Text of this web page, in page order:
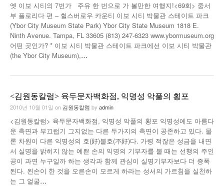
옛 이보 시티의 7번가 주유 한 번으로 가 볼만한 여행지!<69회> 중서
부 플로리다 편 – 힐스버로우 카운티 이보 시티 박물관 스테이트 파크
(Ybor City Museum State Park) Ybor City State Museum 1818 E.
Ninth Avenue. Tampa, FL 33605 (813) 247-6323 www.ybormuseum.org
어떤 곳인가? * 이보 시티 박물관 스테이트 파크에선 이보 시티 박물관
(the Ybor City Museum),…
<김원동칼럼> 육두문자백화점, 익명성 악풀의 횡포
2010년 10월 01일 on 김원동칼럼 by admin
<김원동칼럼> 육두문자백화점, 익명성 악풀의 횡포 익명성에도 아름다
운 측면과 부끄럽기 그지없는 다른 두가지의 측면이 공존하고 있다. 물
론 차원이 다른 익명성의 호(好)불호(不好)다. 가령 적잖은 성금을 내면
서 실명을 밝히지 않는 예쁜 손의 익명의 기부자를 볼 때는 선행의 주인
공이 과연 누구일까 하는 생각과 함께 관심이 실명기부자보다 더 증폭
된다. 왼손이 한 것을 오른손이 모르게 하라는 성서의 가르침을 실천하
는 그 얼굴…